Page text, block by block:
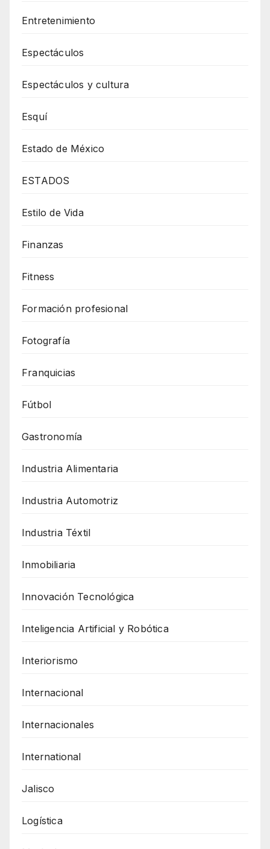
Entretenimiento
Espectáculos
Espectáculos y cultura
Esquí
Estado de México
ESTADOS
Estilo de Vida
Finanzas
Fitness
Formación profesional
Fotografía
Franquicias
Fútbol
Gastronomía
Industria Alimentaria
Industria Automotriz
Industria Téxtil
Inmobiliaria
Innovación Tecnológica
Inteligencia Artificial y Robótica
Interiorismo
Internacional
Internacionales
International
Jalisco
Logística